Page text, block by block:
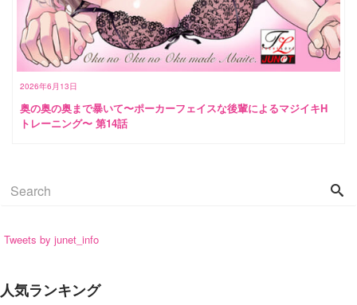
2026年6月13日
奥の奥の奥まで暴いて〜ポーカーフェイスな後輩によるマジイキH
トレーニング〜 第14話
Tweets by junet_info
人気ランキング